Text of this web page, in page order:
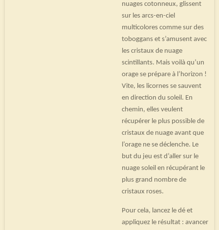
nuages cotonneux, glissent
sur les arcs-en-ciel
multicolores comme sur des
toboggans et s’amusent avec
les cristaux de nuage
scintillants. Mais voilà qu’un
orage se prépare à l’horizon !
Vite, les licornes se sauvent
en direction du soleil. En
chemin, elles veulent
récupérer le plus possible de
cristaux de nuage avant que
l’orage ne se déclenche. Le
but du jeu est d’aller sur le
nuage soleil en récupérant le
plus grand nombre de
cristaux roses.
Pour cela, lancez le dé et
appliquez le résultat : avancer